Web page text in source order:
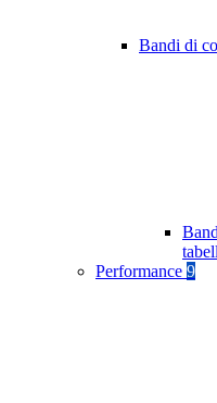
Bandi di
Performance 9